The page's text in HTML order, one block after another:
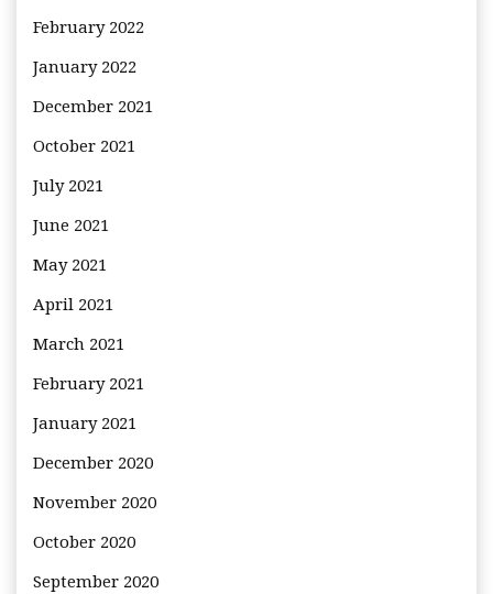
February 2022
January 2022
December 2021
October 2021
July 2021
June 2021
May 2021
April 2021
March 2021
February 2021
January 2021
December 2020
November 2020
October 2020
September 2020